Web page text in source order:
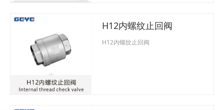
（水）：Mpa1.8适用介质：水，蒸
业。使用温度：≤200℃。软密封铸铁
H12内螺纹止回阀
H12内螺纹止回阀